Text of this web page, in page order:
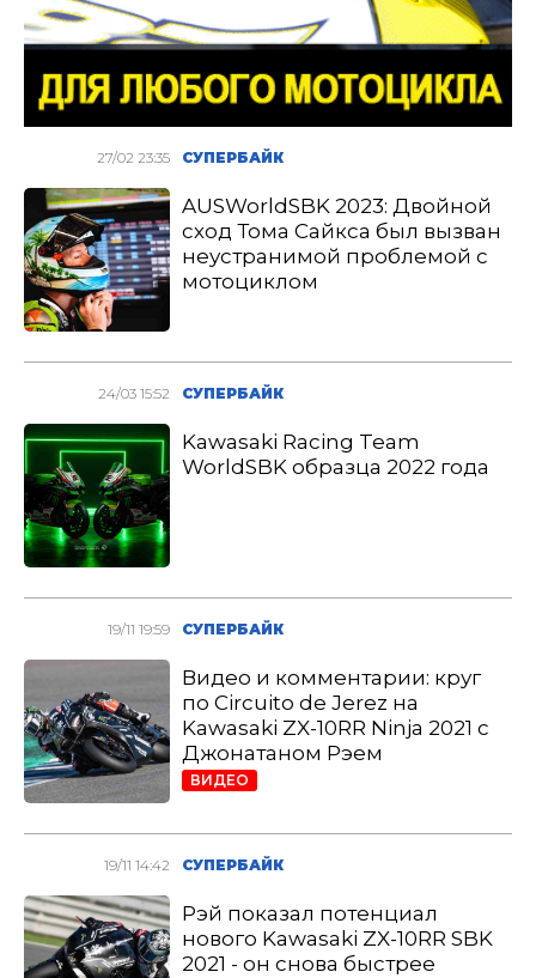
27/02 23:35 СУПЕРБАЙК
AUSWorldSBK 2023: Двойной
сход Тома Сайкса был вызван
неустранимой проблемой с
мотоциклом
24/03 15:52 СУПЕРБАЙК
Kawasaki Racing Team
WorldSBK образца 2022 года
19/11 19:59 СУПЕРБАЙК
Видео и комментарии: круг
по Circuito de Jerez на
Kawasaki ZX-10RR Ninja 2021 с
Джонатаном Рэем
ВИДЕО
19/11 14:42 СУПЕРБАЙК
Рэй показал потенциал
нового Kawasaki ZX-10RR SBK
2021 - он снова быстрее